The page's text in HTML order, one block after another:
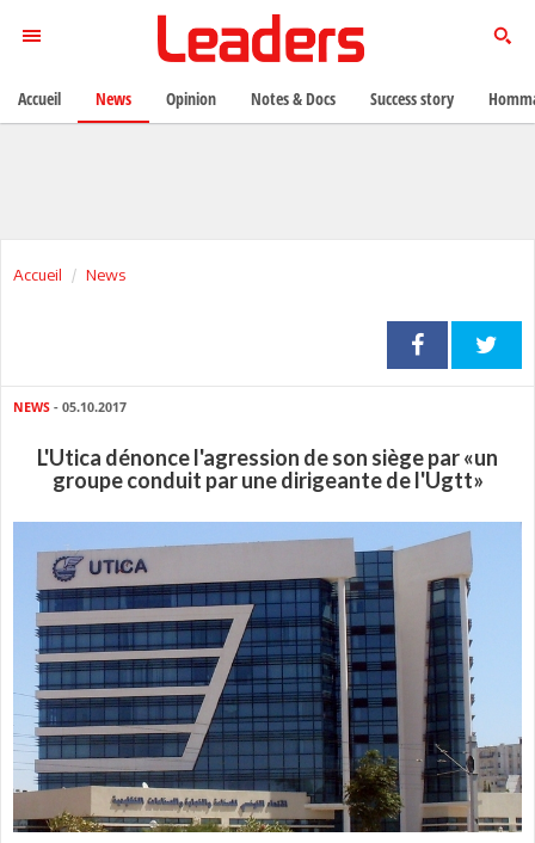
Accueil News
NEWS - 05.10.2017
L'Utica dénonce l'agression de son siège par «un
groupe conduit par une dirigeante de l'Ugtt»
Accueil News Opinion Notes & Docs Success story